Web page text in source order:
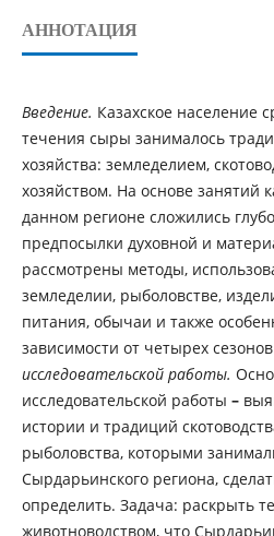
АННОТАЦИЯ
Введение. Казахское население
течения сыры занималось
хозяйства: земледелием,
хозяйством. На основе занятий
данном регионе сложились
предпосылки духовной и
рассмотрены методы,
земледелии, рыболовстве,
питания, обычаи и также
зависимости от четырех сезонов
исследовательской работы.
исследовательской работы –
истории и традиций
рыболовства, которыми
Сырдарьинского региона,
определить. Задача: раскрыть
животноводством, что